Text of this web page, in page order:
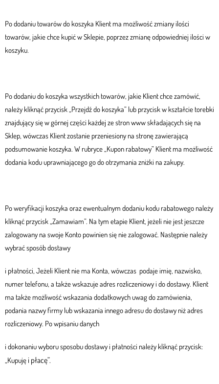
Po dodaniu towarów do koszyka Klient ma możliwość zmiany ilości
towarów, jakie chce kupić w Sklepie, poprzez zmianę odpowiedniej ilości w
koszyku.
Po dodaniu do koszyka wszystkich towarów, jakie Klient chce zamówić,
należy kliknąć przycisk „Przejdź do koszyka” lub przycisk w kształcie torebki
znajdujący się w górnej części każdej ze stron www składających się na
Sklep, wówczas Klient zostanie przeniesiony na stronę zawierającą
podsumowanie koszyka. W rubryce „Kupon rabatowy” Klient ma możliwość
dodania kodu uprawniającego go do otrzymania zniżki na zakupy.
Po weryfikacji koszyka oraz ewentualnym dodaniu kodu rabatowego należy
kliknąć przycisk „Zamawiam”. Na tym etapie Klient, jeżeli nie jest jeszcze
zalogowany na swoje Konto powinien się nie zalogować. Następnie należy
wybrać sposób dostawy
i płatności, Jeżeli Klient nie ma Konta, wówczas podaje imię, nazwisko,
numer telefonu, a także wskazuje adres rozliczeniowy i do dostawy. Klient
ma także możliwość wskazania dodatkowych uwag do zamówienia,
podania nazwy firmy lub wskazania innego adresu do dostawy niż adres
rozliczeniowy. Po wpisaniu danych
i dokonaniu wyboru sposobu dostawy i płatności należy kliknąć przycisk:
„Kupuję i płacę”.